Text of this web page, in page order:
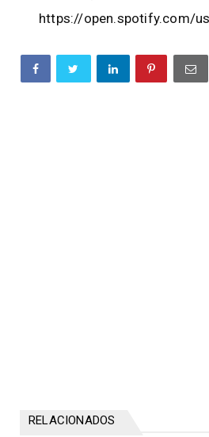
https://open.spotify.com/
RELACIONADOS